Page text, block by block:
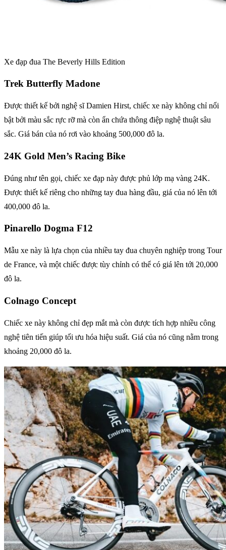
Xe đạp đua The Beverly Hills Edition
Trek Butterfly Madone
Được thiết kế bởi nghệ sĩ Damien Hirst, chiếc xe này không chỉ nổi
bật bởi màu sắc rực rỡ mà còn ẩn chứa thông điệp nghệ thuật sâu
sắc. Giá bán của nó rơi vào khoảng 500,000 đô la.
24K Gold Men’s Racing Bike
Đúng như tên gọi, chiếc xe đạp này được phủ lớp mạ vàng 24K.
Được thiết kế riêng cho những tay đua hàng đầu, giá của nó lên tới
400,000 đô la.
Pinarello Dogma F12
Mẫu xe này là lựa chọn của nhiều tay đua chuyên nghiệp trong Tour
de France, và một chiếc được tùy chỉnh có thể có giá lên tới 20,000
đô la.
Colnago Concept
Chiếc xe này không chỉ đẹp mắt mà còn được tích hợp nhiều công
nghệ tiên tiến giúp tối ưu hóa hiệu suất. Giá của nó cũng nằm trong
khoảng 20,000 đô la.